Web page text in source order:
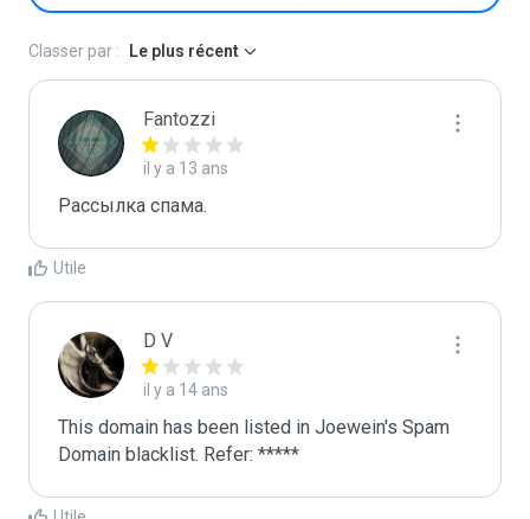
Classer par : Le plus récent
Fantozzi
il y a 13 ans
Рacсылка спама.
Utile
D V
il y a 14 ans
This domain has been listed in Joewein's Spam
Domain blacklist. Refer: *****